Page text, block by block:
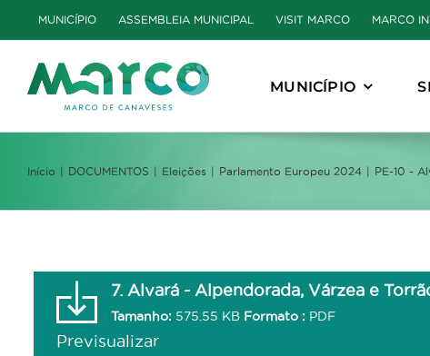
to
content
MUNICÍPIO ASSEMBLEIA MUNICIPAL VISIT MARCO MARCO
MUNICÍPIO
Início DOCUMENTOS Eleições Parlamento Europeu 2024 PE-10 -
7. Alvará - Alpendorada, Várzea e
Tamanho: 575.55 KB Formato : PDF
Previsualizar